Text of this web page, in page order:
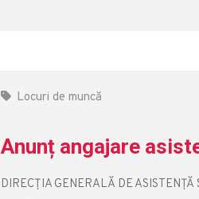
Locuri de muncă
Anunț angajare
DIRECŢIA GENERALĂ DE